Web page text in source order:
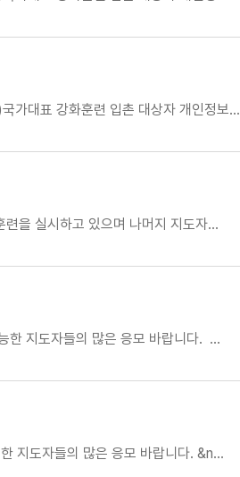
가대표 강화훈련 입촌 대상자 개인정보…
을 실시하고 있으며 나머지 지도자…
한 지도자들의 많은 응모 바랍니다. …
지도자들의 많은 응모 바랍니다. &n…